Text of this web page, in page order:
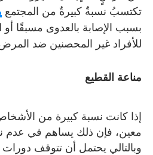
تكتسبُ نسبةٌ كبيرةٌ من المجتمع
بسبب الإصابة بالعدوى مسبقًا أو
للأفراد غير المحصنين ضد
مناعة القطيع
إذا كانت نسبة كبيرة من
معين، فإن ذلك يساهم في عدم
وبالتالي يحتمل أن تتوقف